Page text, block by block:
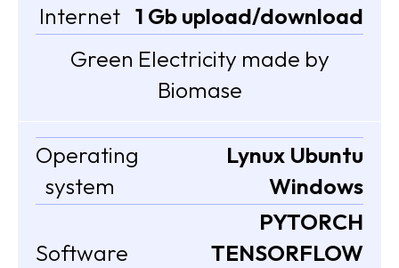
Internet 1 Gb upload/download
Green Electricity made by
Biomase
Operating
system
Lynux Ubuntu
Windows
Software
PYTORCH
TENSORFLOW